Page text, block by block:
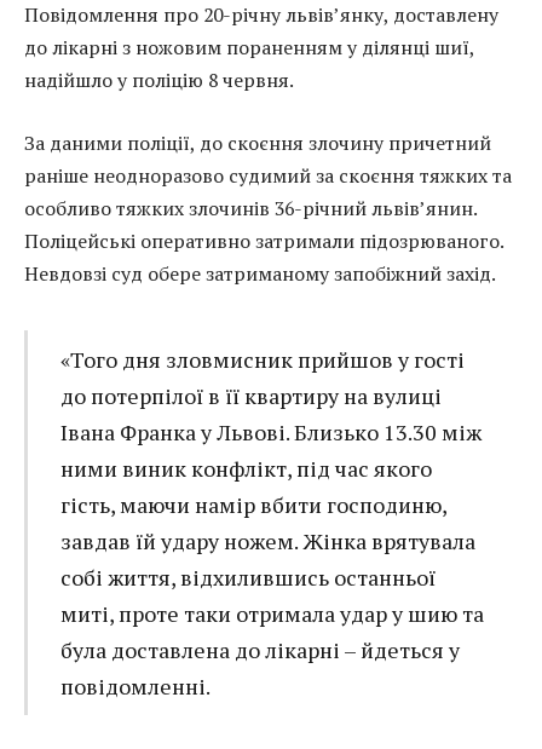
Повідомлення про 20-річну львів’янку, доставлену
до лікарні з ножовим пораненням у ділянці шиї,
надійшло у поліцію 8 червня.
За даними поліції, до скоєння злочину причетний
раніше неодноразово судимий за скоєння тяжких та
особливо тяжких злочинів 36-річний львів’янин.
Поліцейські оперативно затримали підозрюваного.
Невдовзі суд обере затриманому запобіжний захід.
«Того дня зловмисник прийшов у гості
до потерпілої в її квартиру на вулиці
Івана Франка у Львові. Близько 13.30 між
ними виник конфлікт, під час якого
гість, маючи намір вбити господиню,
завдав їй удару ножем. Жінка врятувала
собі життя, відхилившись останньої
миті, проте таки отримала удар у шию та
була доставлена до лікарні – йдеться у
повідомленні.